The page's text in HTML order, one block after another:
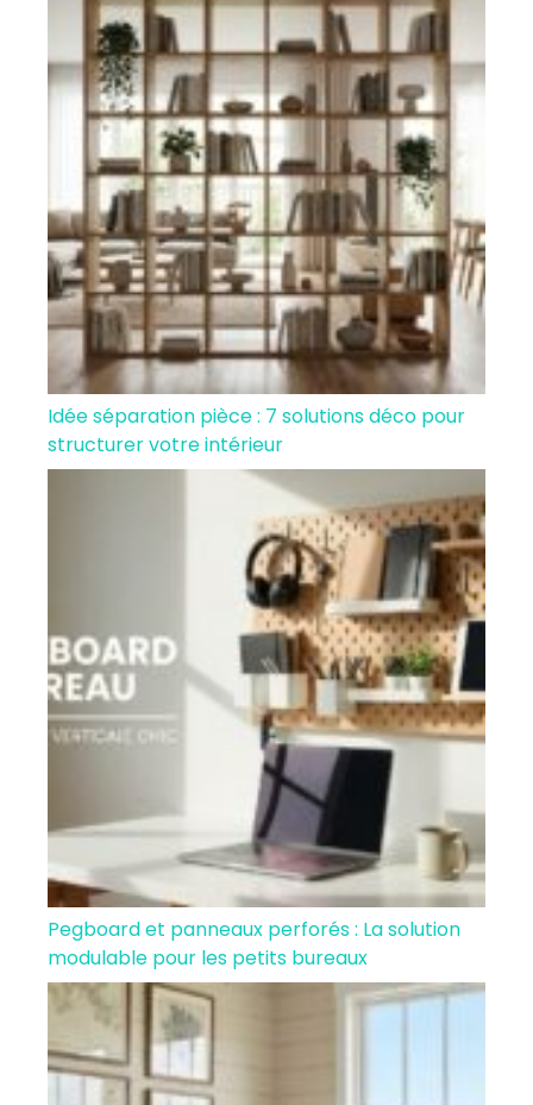
Idée séparation pièce : 7 solutions déco pour
structurer votre intérieur
Pegboard et panneaux perforés : La solution
modulable pour les petits bureaux